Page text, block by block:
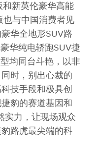
和新英伦豪华高能
也与中国消费者见
华全地形SUV路
华纯电轿跑SUV捷
均同台斗艳，以非
时，别出心裁的
技手段和极具创
豹的赛道基因和
实力，让现场观众
路虎最尖端的科